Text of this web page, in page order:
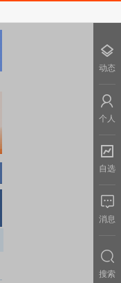
动态
个人
自选
消息
搜索